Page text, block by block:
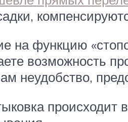
на функцию
возможность
неудобство,
происходит